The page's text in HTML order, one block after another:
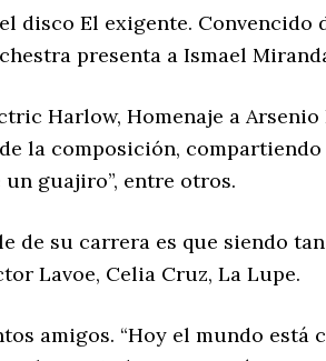
El exigente. Convencido
presenta a Ismael
Harlow, Homenaje a
la composición,
un guajiro”, entre otros.
de su carrera es que siendo
Lavoe, Celia Cruz, La Lupe.
amigos. “Hoy el mundo está